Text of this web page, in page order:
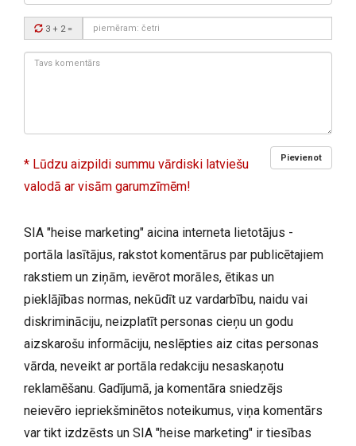
Drošības
kods:
3 + 2=
Tavs
Pievienot
* Lūdzu aizpildi summu vārdiski latviešu
valodā ar visām garumzīmēm!
SIA "heise marketing" aicina interneta lietotājus -
portāla lasītājus, rakstot komentārus par publicētajiem
rakstiem un ziņām, ievērot morāles, ētikas un
pieklājības normas, nekūdīt uz vardarbību, naidu vai
diskrimināciju, neizplatīt personas cieņu un godu
aizskarošu informāciju, neslēpties aiz citas personas
vārda, neveikt ar portāla redakciju nesaskaņotu
reklamēšanu. Gadījumā, ja komentāra sniedzējs
neievēro iepriekšminētos noteikumus, viņa komentārs
var tikt izdzēsts un SIA "heise marketing" ir tiesības